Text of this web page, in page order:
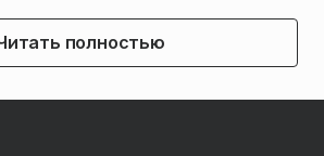
полностью